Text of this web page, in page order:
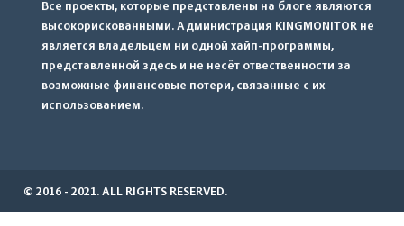
Все проекты, которые представлены на блоге являются
высокорискованными. Администрация KINGMONITOR не
является владельцем ни одной хайп-программы,
представленной здесь и не несёт отвественности за
возможные финансовые потери, связанные с их
использованием.
© 2016 - 2021. ALL RIGHTS RESERVED.